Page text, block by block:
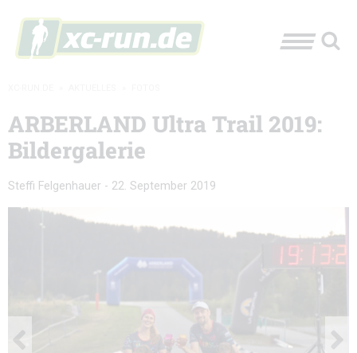
ARBERLAND Ultra Trail 2019:
Bildergalerie
Steffi Felgenhauer - 22. September 2019